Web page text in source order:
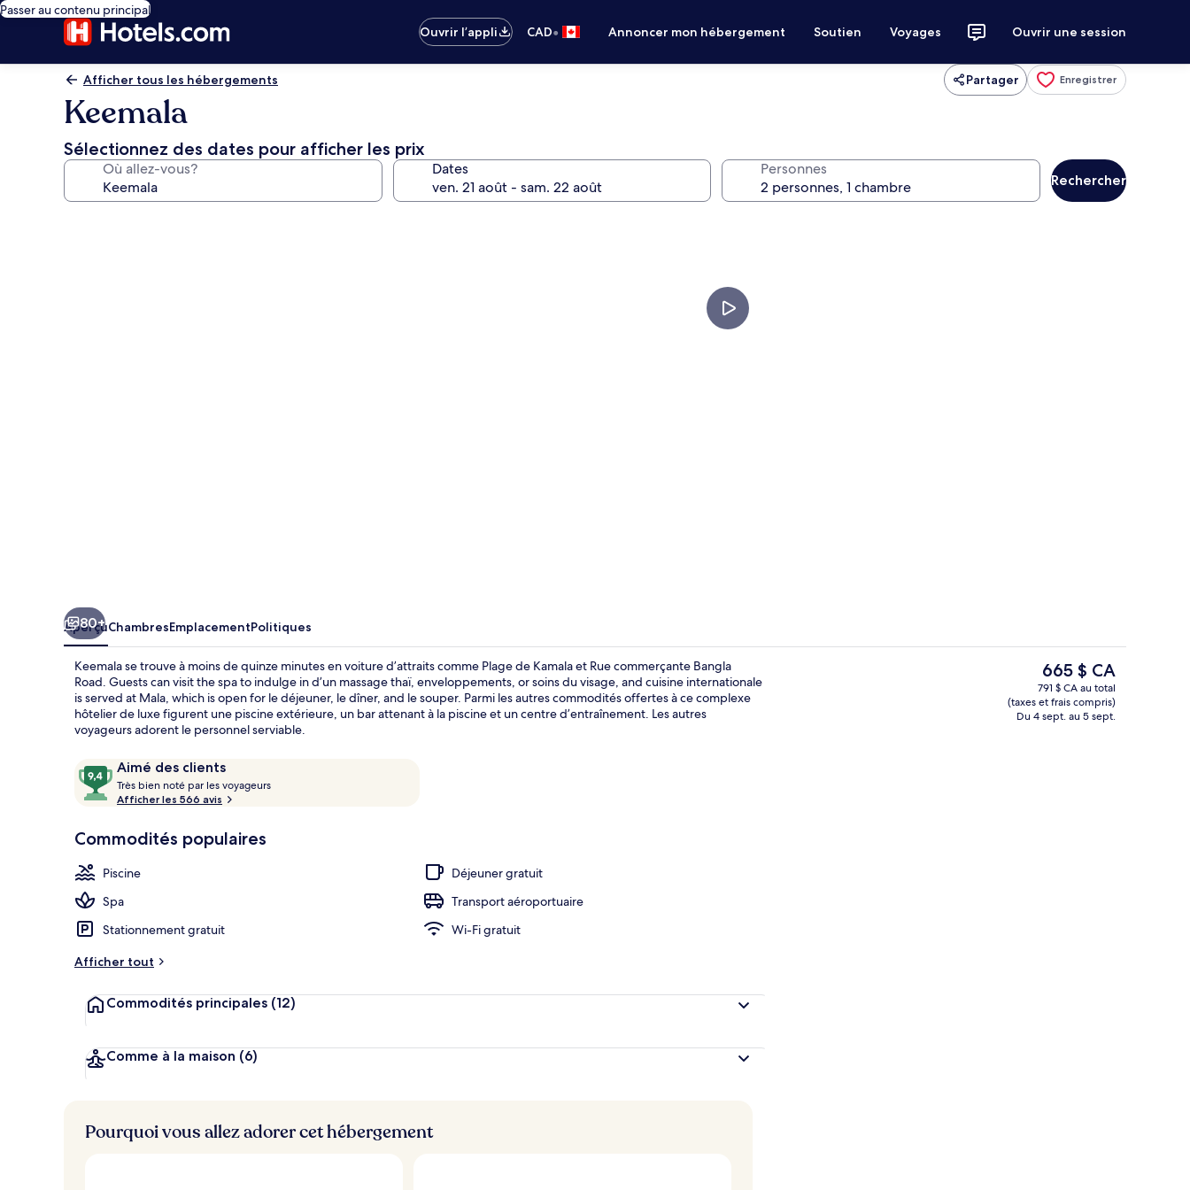
Passer au contenu principal
Ouvrir l’appli
CAD• Annoncer mon hébergement Soutien Voyages Ouvrir une session
Afficher tous les hébergements Partager Enregistrer
Keemala
Sélectionnez des dates pour afficher les prix
Où allez-vous? Dates Personnes
Rechercher
Cabane dans un arbre, piscine
80+
AperçuChambresEmplacementPolitiques
Keemala se trouve à moins de quinze minutes en voiture d’attraits comme Plage de Kamala et Rue commerçante Bangla
Road. Guests can visit the spa to indulge in d’un massage thaï, enveloppements, or soins du visage, and cuisine internationale
is served at Mala, which is open for le déjeuner, le dîner, and le souper. Parmi les autres commodités offertes à ce complexe
hôtelier de luxe figurent une piscine extérieure, un bar attenant à la piscine et un centre d’entraînement. Les autres
voyageurs adorent le personnel serviable.
Avis Aimé des clients
9,4
sur
10,
des
Très bien noté par les voyageurs
é
Afficher les 566 avis
Commodités populaires
Piscine
Déjeuner gratuit
Spa
Transport aéroportuaire
Stationnement gratuit
Wi-Fi gratuit
Afficher tout
Commodités principales (12)
Comme à la maison (6)
Le
prix
actuel
est
665 $ CA
791 $ CA au total
(taxes et frais compris)
Du 4 sept. au 5 sept.
Pourquoi vous allez adorer cet hébergement